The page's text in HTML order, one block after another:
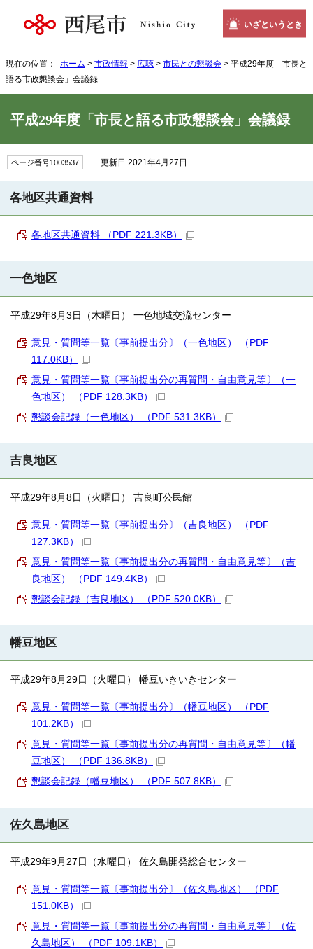
いざというとき
現在の位置： ホーム > 市政情報 > 広聴 > 市民との懇談会 > 平成29年度「市長と
語る市政懇談会」会議録
平成29年度「市長と語る市政懇談会」会議録
ページ番号1003537 更新日 2021年4月27日
各地区共通資料
各地区共通資料 （PDF 221.3KB）
一色地区
平成29年8月3日（木曜日） 一色地域交流センター
意見・質問等一覧〔事前提出分〕（一色地区） （PDF
117.0KB）
意見・質問等一覧〔事前提出分の再質問・自由意見等〕（一
色地区） （PDF 128.3KB）
懇談会記録（一色地区） （PDF 531.3KB）
吉良地区
平成29年8月8日（火曜日） 吉良町公民館
意見・質問等一覧〔事前提出分〕（吉良地区） （PDF
127.3KB）
意見・質問等一覧〔事前提出分の再質問・自由意見等〕（吉
良地区） （PDF 149.4KB）
懇談会記録（吉良地区） （PDF 520.0KB）
幡豆地区
平成29年8月29日（火曜日） 幡豆いきいきセンター
意見・質問等一覧〔事前提出分〕（幡豆地区） （PDF
101.2KB）
意見・質問等一覧〔事前提出分の再質問・自由意見等〕（幡
豆地区） （PDF 136.8KB）
懇談会記録（幡豆地区） （PDF 507.8KB）
佐久島地区
平成29年9月27日（水曜日） 佐久島開発総合センター
意見・質問等一覧〔事前提出分〕（佐久島地区） （PDF
151.0KB）
意見・質問等一覧〔事前提出分の再質問・自由意見等〕（佐
久島地区） （PDF 109.1KB）